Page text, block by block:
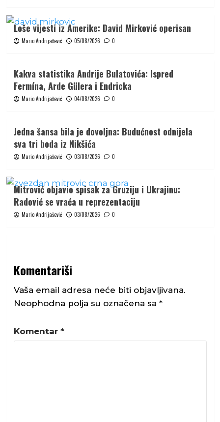
Loše vijesti iz Amerike: David Mirković operisan
Mario Andrijašević 05/08/2026 0
Kakva statistika Andrije Bulatovića: Ispred
Fermína, Arde Gülera i Endricka
Mario Andrijašević 04/08/2026 0
Jedna šansa bila je dovoljna: Budućnost odnijela
sva tri boda iz Nikšića
Mario Andrijašević 03/08/2026 0
Mitrović objavio spisak za Gruziju i Ukrajinu:
Radović se vraća u reprezentaciju
Mario Andrijašević 03/08/2026 0
Komentariši
Vaša email adresa neće biti objavljivana.
Neophodna polja su označena sa *
Komentar *